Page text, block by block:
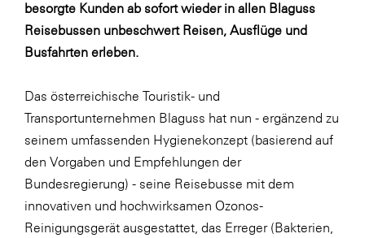
STIHL Tirol
VALETTA
Verband Druck Medien Österreich
Wirtschaftskammer Salzburg
WKS Fachgruppe Fahrzeughandel und
Fahrzeugtechnik
WKS Fachgruppe Finanzdienstleister
besorgte Kunden ab sofort wieder in allen Blaguss
Reisebussen unbeschwert Reisen, Ausflüge und
Busfahrten erleben.
Das österreichische Touristik- und
Transportunternehmen Blaguss hat nun - ergänzend zu
seinem umfassenden Hygienekonzept (basierend auf
den Vorgaben und Empfehlungen der
Bundesregierung) - seine Reisebusse mit dem
innovativen und hochwirksamen Ozonos-
Reinigungsgerät ausgestattet, das Erreger (Bakterien,